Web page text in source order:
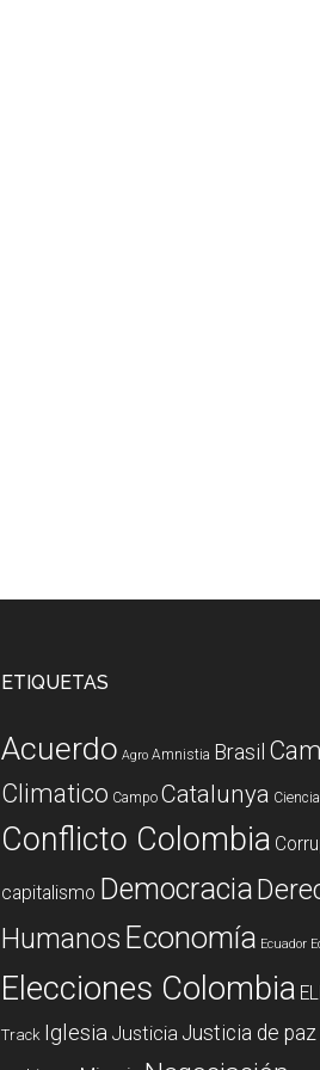
ETIQUETAS
Acuerdo Agro Amnistia Brasil
Climatico Campo Catalunya
Conflicto Colombia
capitalismo Democracia
Humanos Economía Ecuador
Elecciones Colombia
Track Iglesia Justicia Justicia de paz